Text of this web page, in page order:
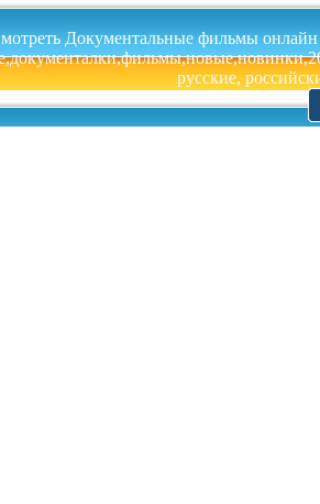
Документальные фильмы онлайн
русские,